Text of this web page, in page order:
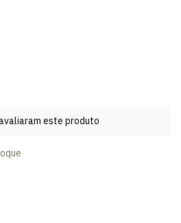
este produto